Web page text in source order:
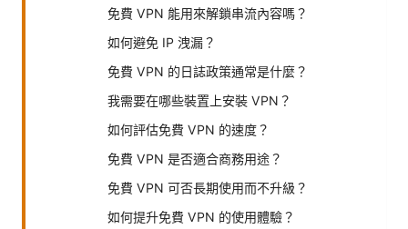
免費 VPN 能用來解鎖串流內容嗎？
如何避免 IP 洩漏？
免費 VPN 的日誌政策通常是什麼？
我需要在哪些裝置上安裝 VPN？
如何評估免費 VPN 的速度？
免費 VPN 是否適合商務用途？
免費 VPN 可否長期使用而不升級？
如何提升免費 VPN 的使用體驗？